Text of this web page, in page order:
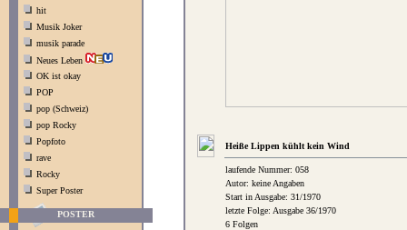
hit
Musik Joker
musik parade
Neues Leben
OK ist okay
POP
pop (Schweiz)
pop Rocky
Popfoto
rave
Rocky
Super Poster
POSTER
Heiße Lippen kühlt kein Wind
laufende Nummer: 058
Autor: keine Angaben
Start in Ausgabe: 31/1970
letzte Folge: Ausgabe 36/1970
6 Folgen